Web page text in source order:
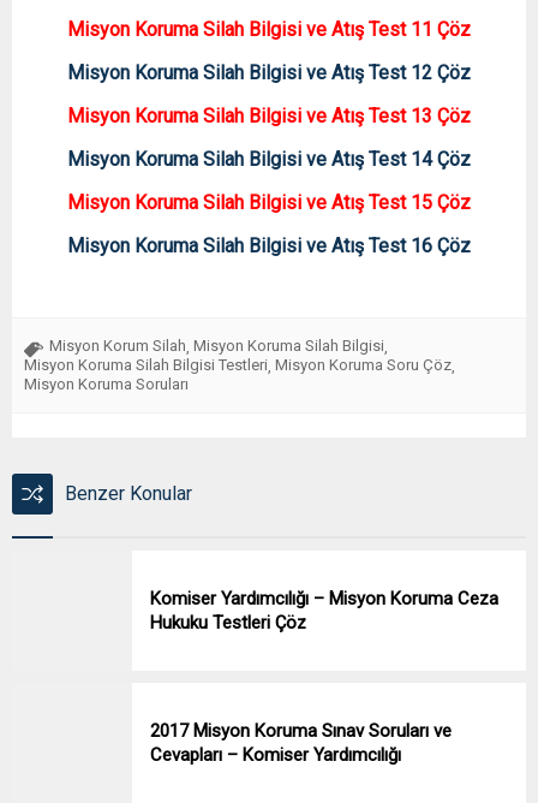
Misyon Koruma Silah Bilgisi ve Atış Test 11 Çöz
Misyon Koruma Silah Bilgisi ve Atış Test 12 Çöz
Misyon Koruma Silah Bilgisi ve Atış Test 13 Çöz
Misyon Koruma Silah Bilgisi ve Atış Test 14 Çöz
Misyon Koruma Silah Bilgisi ve Atış Test 15 Çöz
Misyon Koruma Silah Bilgisi ve Atış Test 16 Çöz
Misyon Korum Silah Misyon Koruma Silah Bilgisi
Misyon Koruma Silah Bilgisi Testleri Misyon Koruma Soru Çöz
Misyon Koruma Soruları
Benzer Konular
Komiser Yardımcılığı – Misyon Koruma Ceza
Hukuku Testleri Çöz
2017 Misyon Koruma Sınav Soruları ve
Cevapları – Komiser Yardımcılığı